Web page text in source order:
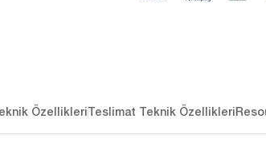
ÖzellikleriTeslimat Teknik Özellikleri